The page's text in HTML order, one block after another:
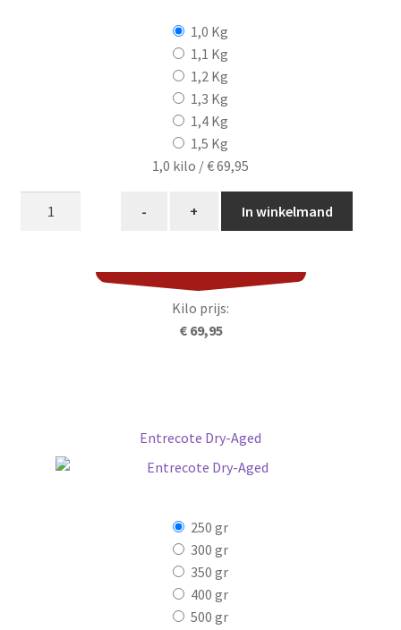
1,0 Kg
1,1 Kg
1,2 Kg
1,3 Kg
1,4 Kg
1,5 Kg
1,0 kilo /€ 69,95
- + In winkelmand
Kilo prijs:
€ 69,95
Entrecote Dry-Aged
250 gr
300 gr
350 gr
400 gr
500 gr